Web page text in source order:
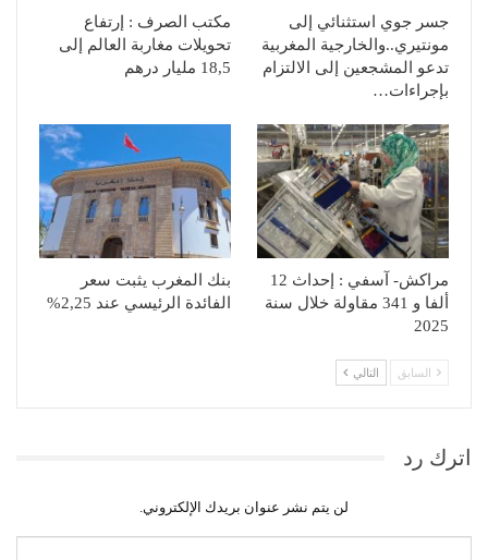
جسر جوي استثنائي إلى
مونتيري..والخارجية المغربية
تدعو المشجعين إلى الالتزام
بإجراءات…
مكتب الصرف : إرتفاع
تحويلات مغاربة العالم إلى
18,5 مليار درهم
مراكش- آسفي : إحداث 12
ألفا و 341 مقاولة خلال سنة
2025
بنك المغرب يثبت سعر
الفائدة الرئيسي عند 2,25%
السابق التالي
اترك رد
لن يتم نشر عنوان بريدك الإلكتروني.